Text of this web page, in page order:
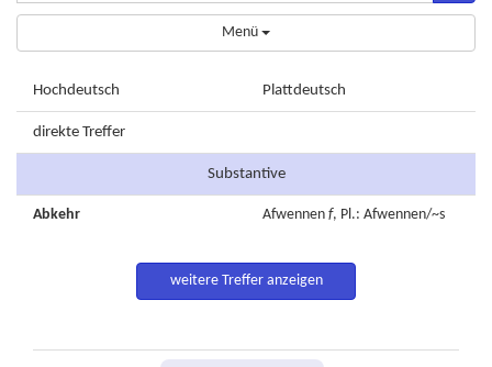
Menü
Hochdeutsch Plattdeutsch
direkte Treffer
Substantive
Abkehr Afwennen f, Pl.: Afwennen/~s
weitere Treffer anzeigen